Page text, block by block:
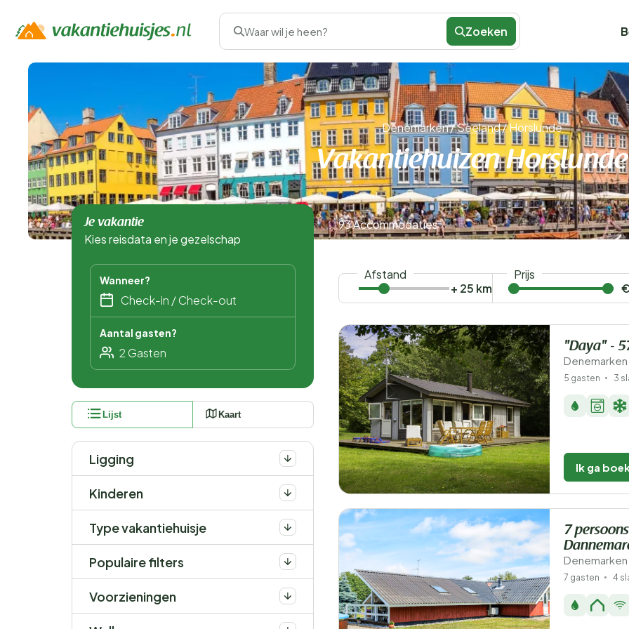
Waar wil je heen? Zoeken
Denemarken/Seeland/Horslunde
Vakantiehuizen Horslunde
Je vakantie
Kies reisdata en je gezelschap
Wanneer?
Aantal gasten?
Lijst Kaart
Ligging
Kinderen
Type vakantiehuisje
Populaire filters
Voorzieningen
93 Accommodaties
Afstand
+ 25 km
Prijs
"Daya" -
5 gasten 3
Ik ga
7
7 gasten 4